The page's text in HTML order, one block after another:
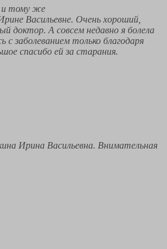
и тому же
Васильевне. Очень хороший,
доктор. А совсем недавно я болела
с заболеванием только благодаря
спасибо ей за старания.
Ирина Васильевна. Внимательная